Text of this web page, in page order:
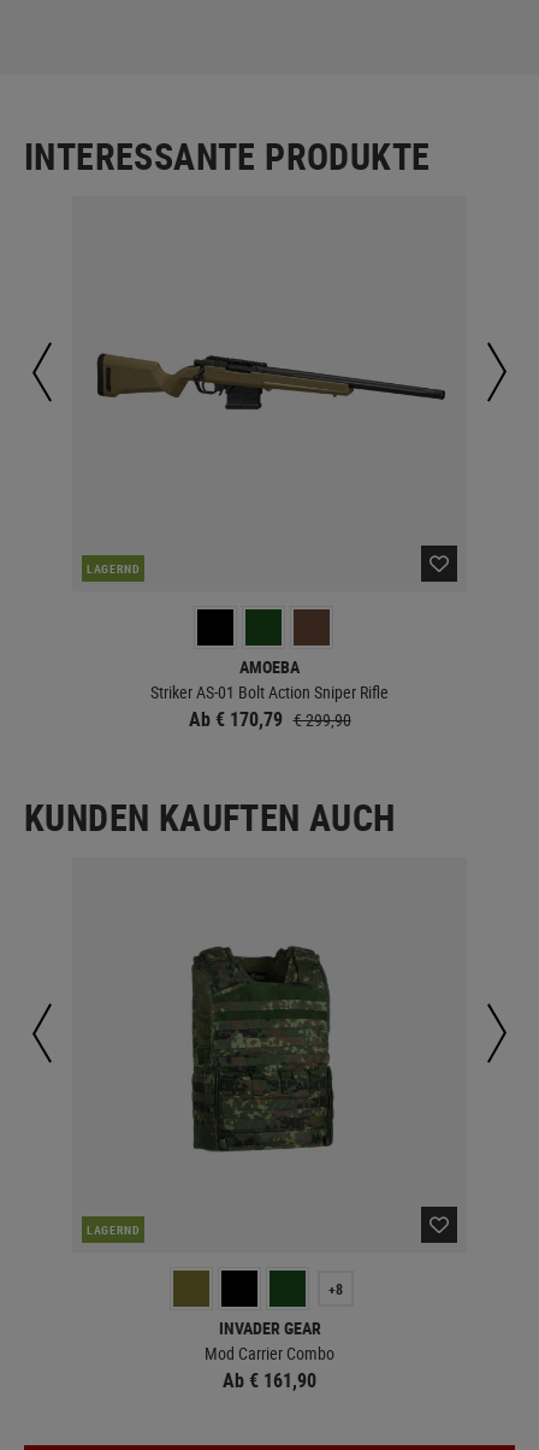
INTERESSANTE PRODUKTE
LAGERND
AMOEBA
Striker AS-01 Bolt Action Sniper Rifle
Ab € 170,79 € 299,90
KUNDEN KAUFTEN AUCH
LAGERND
+8
INVADER GEAR
Mod Carrier Combo
Ab € 161,90